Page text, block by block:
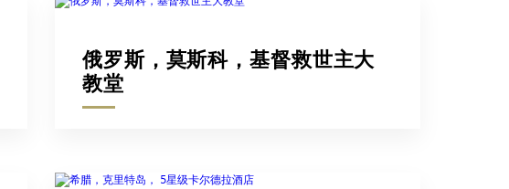
俄罗斯，莫斯科，基督救世主大
教堂